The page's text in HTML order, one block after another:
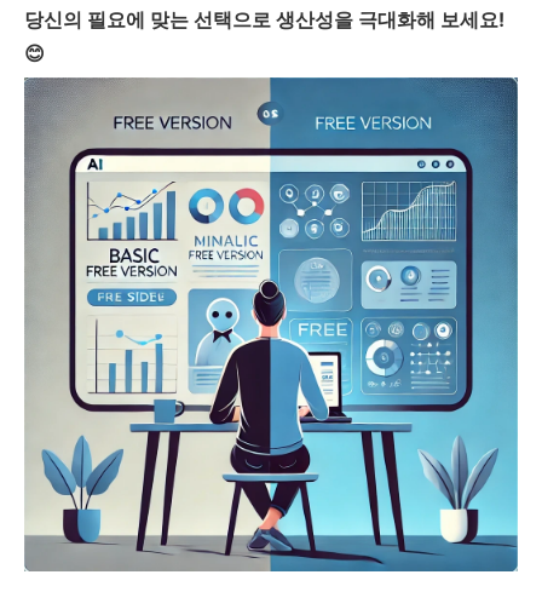
당신의 필요에 맞는 선택으로 생산성을 극대화해 보세요!
😊